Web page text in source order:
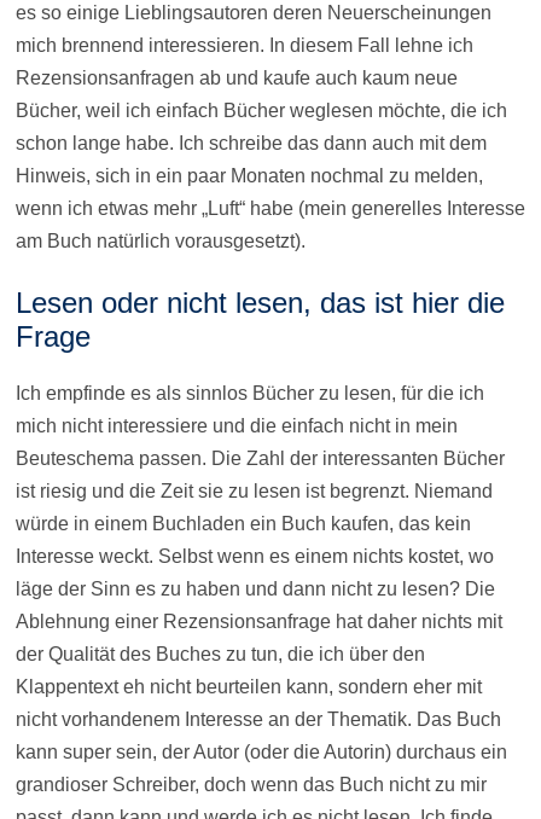
es so einige Lieblingsautoren deren Neuerscheinungen
mich brennend interessieren. In diesem Fall lehne ich
Rezensionsanfragen ab und kaufe auch kaum neue
Bücher, weil ich einfach Bücher weglesen möchte, die ich
schon lange habe. Ich schreibe das dann auch mit dem
Hinweis, sich in ein paar Monaten nochmal zu melden,
wenn ich etwas mehr „Luft“ habe (mein generelles Interesse
am Buch natürlich vorausgesetzt).
Lesen oder nicht lesen, das ist hier die
Frage
Ich empfinde es als sinnlos Bücher zu lesen, für die ich
mich nicht interessiere und die einfach nicht in mein
Beuteschema passen. Die Zahl der interessanten Bücher
ist riesig und die Zeit sie zu lesen ist begrenzt. Niemand
würde in einem Buchladen ein Buch kaufen, das kein
Interesse weckt. Selbst wenn es einem nichts kostet, wo
läge der Sinn es zu haben und dann nicht zu lesen? Die
Ablehnung einer Rezensionsanfrage hat daher nichts mit
der Qualität des Buches zu tun, die ich über den
Klappentext eh nicht beurteilen kann, sondern eher mit
nicht vorhandenem Interesse an der Thematik. Das Buch
kann super sein, der Autor (oder die Autorin) durchaus ein
grandioser Schreiber, doch wenn das Buch nicht zu mir